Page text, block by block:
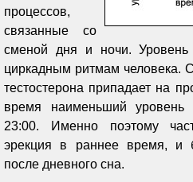
процессов,
связанные со
сменой дня и ночи. Уровень
циркадным ритмам человека.
тестостерона припадает на
время наименьший уровень
23:00. Именно поэтому
эрекция в раннее время, и
после дневного сна.